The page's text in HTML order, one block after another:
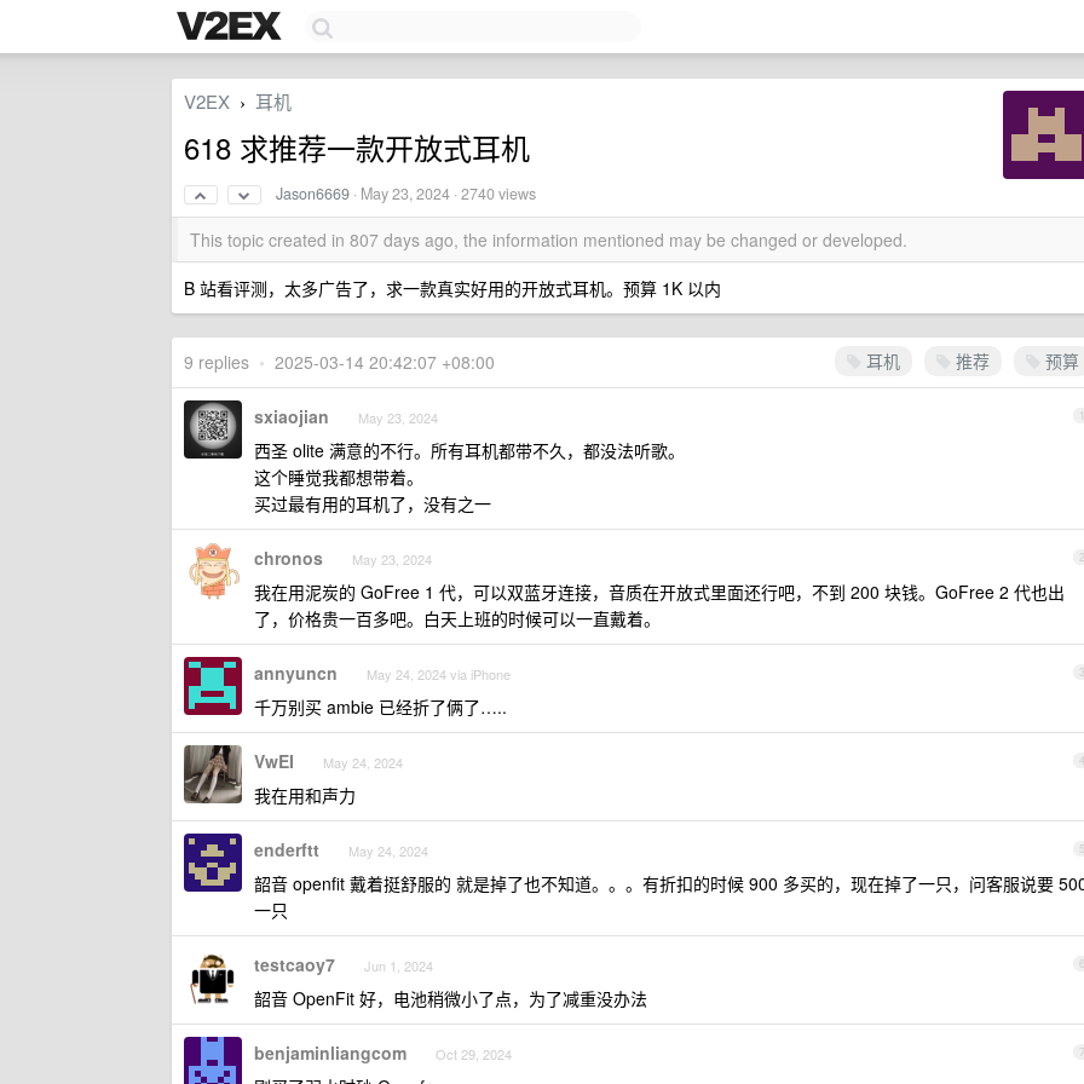
V2EX › 耳机
618 求推荐一款开放式耳机
Jason6669 · May 23, 2024 · 2740 views
This topic created in 807 days ago, the information mentioned may be changed or developed.
B 站看评测，太多广告了，求一款真实好用的开放式耳机。预算 1K 以内
耳机 推荐 预算
9 replies • 2025-03-14 20:42:07 +08:00
1
sxiaojian May 23, 2024
西圣 olite 满意的不行。所有耳机都带不久，都没法听歌。
这个睡觉我都想带着。
买过最有用的耳机了，没有之一
2
chronos May 23, 2024
我在用泥炭的 GoFree 1 代，可以双蓝牙连接，音质在开放式里面还行吧，不到 200 块钱。GoFree 2 代也出
了，价格贵一百多吧。白天上班的时候可以一直戴着。
3
annyuncn May 24, 2024 via iPhone
千万别买 ambie 已经折了俩了…..
4
VwEI May 24, 2024
我在用和声力
5
enderftt May 24, 2024
韶音 openfit 戴着挺舒服的 就是掉了也不知道。。。有折扣的时候 900 多买的，现在掉了一只，问客服说要
一只
6
testcaoy7 Jun 1, 2024
韶音 OpenFit 好，电池稍微小了点，为了减重没办法
7
benjaminliangcom Oct 29, 2024